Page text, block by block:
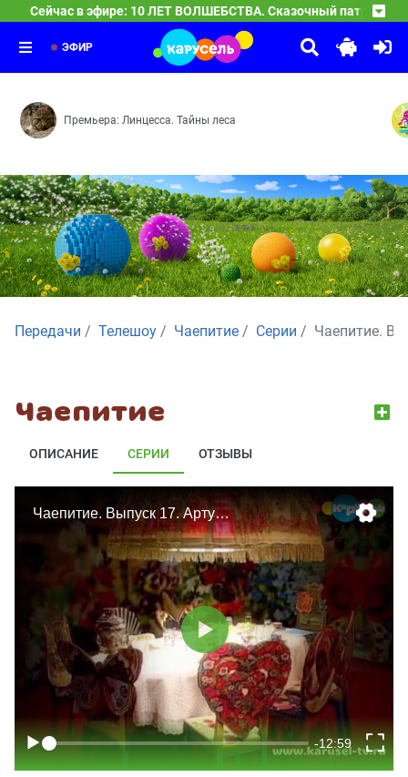
Сейчас в эфире: 10 ЛЕТ ВОЛШЕБСТВА. Сказочный патруль
04:00
10 ЛЕТ ВОЛШЕБСТВА. Сказочный патруль
Новые герои — Сердце часов — Долгожданная
ЭФИР
Премьера: Линцесса. Тайны леса
Передачи Телешоу Чаепитие Серии Чаепитие.
Чаепитие
ОПИСАНИЕ СЕРИИ ОТЗЫВЫ